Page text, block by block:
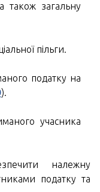
також загальну
пільги.
податку на
).
учасника
належну
податку та